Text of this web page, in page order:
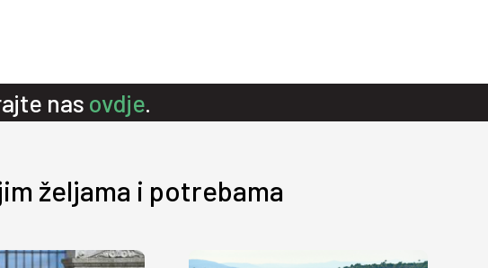
nas ovdje.
željama i potrebama